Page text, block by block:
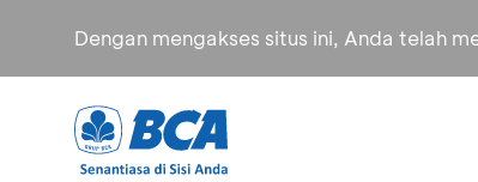
Dengan mengakses situs ini, Anda telah